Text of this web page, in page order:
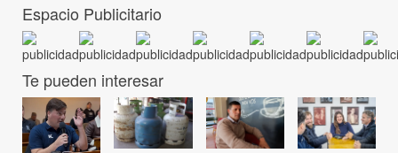
Espacio Publicitario
Te pueden interesar